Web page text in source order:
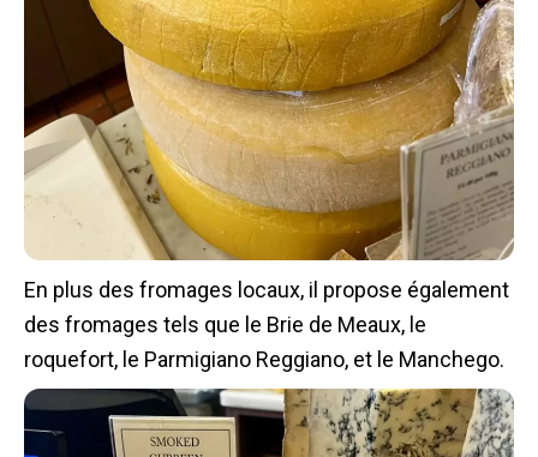
En plus des fromages locaux, il propose également
des fromages tels que le Brie de Meaux, le
roquefort, le Parmigiano Reggiano, et le Manchego.